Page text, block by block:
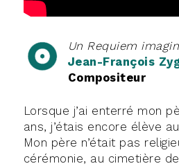
Un Requiem
Jean-François
Compositeur
Lorsque j’ai enterré mon
ans, j’étais encore élève
Mon père n’était pas
cérémonie, au cimetière